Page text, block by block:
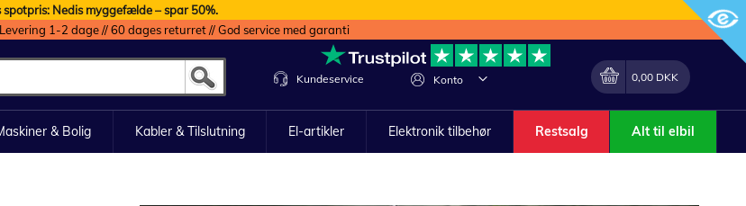
spotpris: Nedis myggefælde – spar 50%.
1-2 dage // 60 dages returret // God service med garanti
Konto
Lave
Min indkøbskurv
0,00 DKK
Kundeservice
& Bolig Kabler & Tilslutning El-artikler Elektronik tilbehør Restsalg Alt til elbil